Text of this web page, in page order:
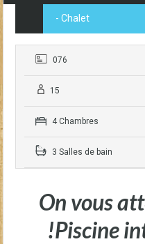
- Chalet
076
15
4 Chambres
3 Salles de bain
On vous
!Piscine